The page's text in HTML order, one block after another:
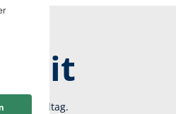
im Alltag.